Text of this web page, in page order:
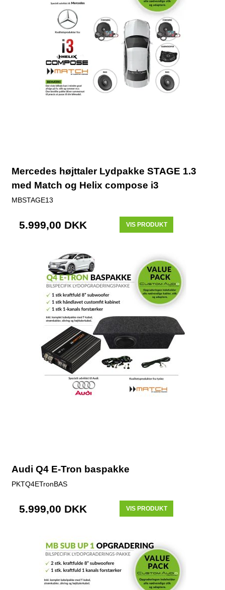
Mercedes højttaler Lydpakke STAGE 1.3
med Match og Helix compose i3
MBSTAGE13
5.999,00 DKK VIS PRODUKT
Audi Q4 E-Tron baspakke
PKTQ4ETronBAS
5.999,00 DKK VIS PRODUKT